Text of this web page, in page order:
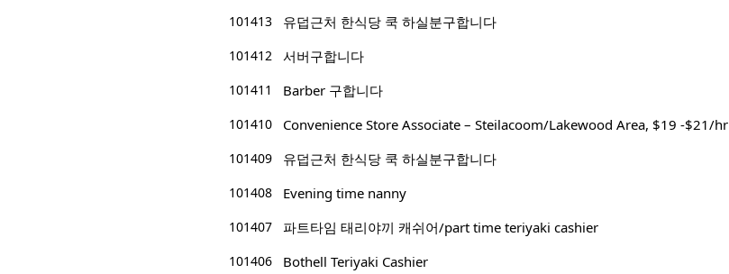
101413
유덥근처 한식당 쿡 하실분구합니다
101412
서버구합니다
101411
Barber 구합니다
101410
Convenience Store Associate – Steilacoom/Lakewood Area, $19 -$21/hr
101409
유덥근처 한식당 쿡 하실분구합니다
101408
Evening time nanny
101407
파트타임 태리야끼 캐쉬어/part time teriyaki cashier
101406
Bothell Teriyaki Cashier